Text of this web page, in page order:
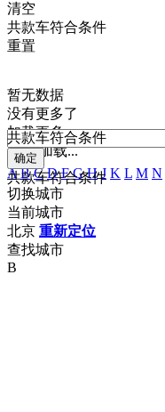
共款车符合条件
共款车符合条件
清空
共款车符合条件
重置
暂无数据
没有更多了
加载更多
正在加载...
A B C D F G H J K L M N
切换城市
当前城市
北京 重新定位
查找城市
B